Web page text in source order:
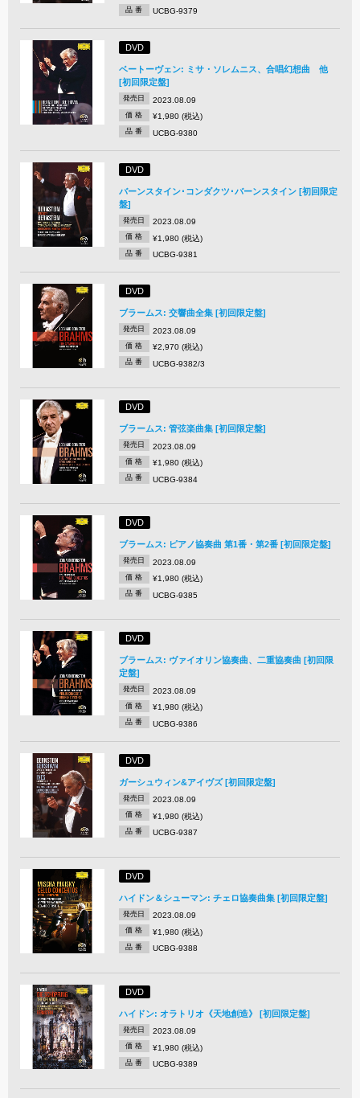
品 番 UCBG-9379
DVD
ベートーヴェン: ミサ・ソレムニス、合唱幻想曲 他
[初回限定盤]
発売日 2023.08.09
価 格 ¥1,980 (税込)
品 番 UCBG-9380
DVD
バーンスタイン･コンダクツ･バーンスタイン [初回限定
盤]
発売日 2023.08.09
価 格 ¥1,980 (税込)
品 番 UCBG-9381
DVD
ブラームス: 交響曲全集 [初回限定盤]
発売日 2023.08.09
価 格 ¥2,970 (税込)
品 番 UCBG-9382/3
DVD
ブラームス: 管弦楽曲集 [初回限定盤]
発売日 2023.08.09
価 格 ¥1,980 (税込)
品 番 UCBG-9384
DVD
ブラームス: ピアノ協奏曲 第1番・第2番 [初回限定盤]
発売日 2023.08.09
価 格 ¥1,980 (税込)
品 番 UCBG-9385
DVD
ブラームス: ヴァイオリン協奏曲、二重協奏曲 [初回限
定盤]
発売日 2023.08.09
価 格 ¥1,980 (税込)
品 番 UCBG-9386
DVD
ガーシュウィン&アイヴズ [初回限定盤]
発売日 2023.08.09
価 格 ¥1,980 (税込)
品 番 UCBG-9387
DVD
ハイドン＆シューマン: チェロ協奏曲集 [初回限定盤]
発売日 2023.08.09
価 格 ¥1,980 (税込)
品 番 UCBG-9388
DVD
ハイドン: オラトリオ《天地創造》 [初回限定盤]
発売日 2023.08.09
価 格 ¥1,980 (税込)
品 番 UCBG-9389